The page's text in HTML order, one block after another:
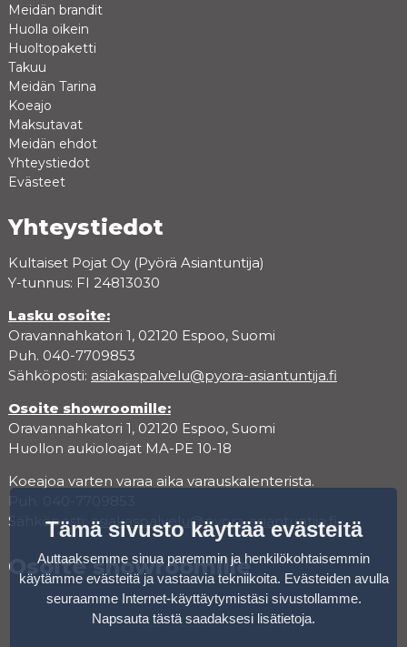
Meidän brandit
Huolla oikein
Huoltopaketti
Takuu
Meidän Tarina
Koeajo
Maksutavat
Meidän ehdot
Yhteystiedot
Evästeet
Yhteystiedot
Kultaiset Pojat Oy (Pyörä Asiantuntija)
Y-tunnus: FI 24813030
Lasku osoite:
Oravannahkatori 1, 02120 Espoo, Suomi
Puh. 040-7709853
Sähköposti: asiakaspalvelu@pyora-asiantuntija.fi
Osoite showroomille:
Oravannahkatori 1, 02120 Espoo, Suomi
Huollon aukioloajat MA-PE 10-18
Koeajoa varten varaa aika varauskalenterista.
Sähköposti: asiakaspalvelu@pyora-asiantuntija.fi
Osoite showroomille
Tämä sivusto käyttää evästeitä
Auttaaksemme sinua paremmin ja henkilökohtaisemmin
käytämme evästeitä ja vastaavia tekniikoita. Evästeiden avulla
seuraamme Internet-käyttäytymistäsi sivustollamme.
Napsauta tästä saadaksesi lisätietoja.